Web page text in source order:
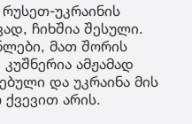
უკრაინის
ჩიხშია შესული.
მათ შორის
ამჟამად
და უკრაინა მის
არის.